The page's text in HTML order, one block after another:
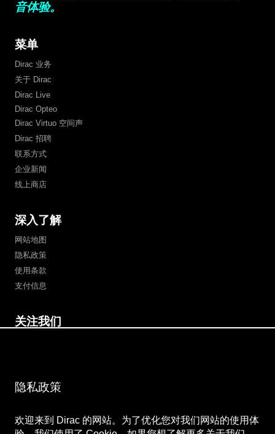
隐私政策
欢迎来到 Dirac 的网站。为了优化您对我们网站的使用体
音体验。
菜单
Dirac 业务
关于 Dirac
Dirac Live
Dirac Opteo
Dirac Virtuo 空间声
Dirac 招聘
联系方式
企业新闻
线上商店
深入了解
网站地图
隐私政策
使用条款
支付信息
关注我们